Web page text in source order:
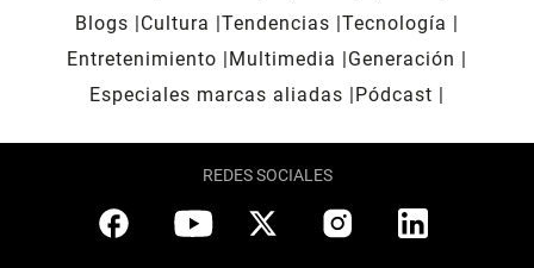
Blogs
Cultura Tendencias Tecnología
Entretenimiento
Multimedia
Generación
Especiales marcas aliadas
Pódcast
REDES SOCIALES